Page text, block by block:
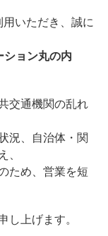
いただき、誠に
ション丸の内
交通機関の乱れ
況、自治体・関
、
ため、営業を短
し上げます。